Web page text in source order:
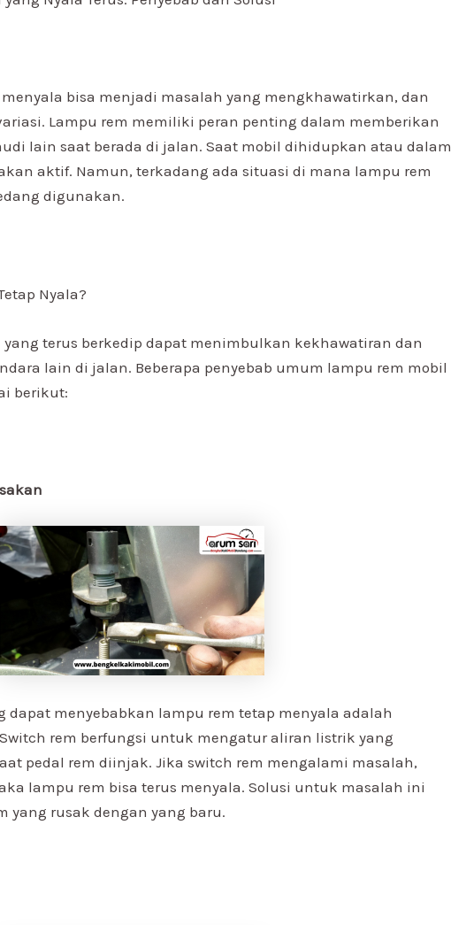
bisa menjadi masalah yang mengkhawatirkan, dan
Lampu rem memiliki peran penting dalam memberikan
lain saat berada di jalan. Saat mobil dihidupkan atau dalam
aktif. Namun, terkadang ada situasi di mana lampu rem
digunakan.
Nyala?
terus berkedip dapat menimbulkan kekhawatiran dan
lain di jalan. Beberapa penyebab umum lampu rem mobil
berikut:
dapat menyebabkan lampu rem tetap menyala adalah
rem berfungsi untuk mengatur aliran listrik yang
pedal rem diinjak. Jika switch rem mengalami masalah,
lampu rem bisa terus menyala. Solusi untuk masalah ini
yang rusak dengan yang baru.